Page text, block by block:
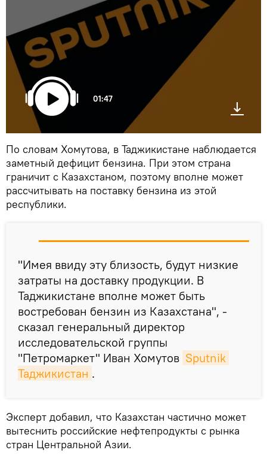
01:47
По словам Хомутова, в Таджикистане наблюдается
заметный дефицит бензина. При этом страна
граничит с Казахстаном, поэтому вполне может
рассчитывать на поставку бензина из этой
республики.
"Имея ввиду эту близость, будут низкие
затраты на доставку продукции. В
Таджикистане вполне может быть
востребован бензин из Казахстана", -
сказал генеральный директор
исследовательской группы
"Петромаркет" Иван Хомутов Sputnik
Таджикистан .
Эксперт добавил, что Казахстан частично может
вытеснить российские нефтепродукты с рынка
стран Центральной Азии.